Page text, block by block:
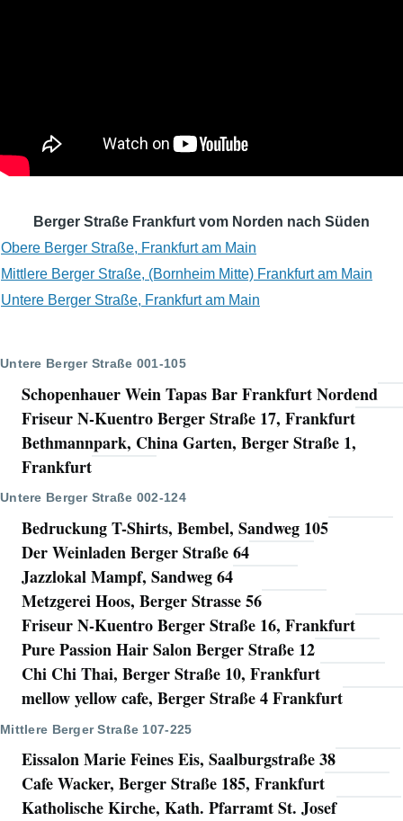
Berger Straße Frankfurt vom Norden nach Süden
Obere Berger Straße, Frankfurt am Main
Mittlere Berger Straße, (Bornheim Mitte) Frankfurt am Main
Untere Berger Straße, Frankfurt am Main
Untere Berger Straße 001-105
Schopenhauer Wein Tapas Bar Frankfurt Nordend
Friseur N-Kuentro Berger Straße 17, Frankfurt
Bethmannpark, China Garten, Berger Straße 1,
Frankfurt
Untere Berger Straße 002-124
Bedruckung T-Shirts, Bembel, Sandweg 105
Der Weinladen Berger Straße 64
Jazzlokal Mampf, Sandweg 64
Metzgerei Hoos, Berger Strasse 56
Friseur N-Kuentro Berger Straße 16, Frankfurt
Pure Passion Hair Salon Berger Straße 12
Chi Chi Thai, Berger Straße 10, Frankfurt
mellow yellow cafe, Berger Straße 4 Frankfurt
Mittlere Berger Straße 107-225
Eissalon Marie Feines Eis, Saalburgstraße 38
Cafe Wacker, Berger Straße 185, Frankfurt
Katholische Kirche, Kath. Pfarramt St. Josef